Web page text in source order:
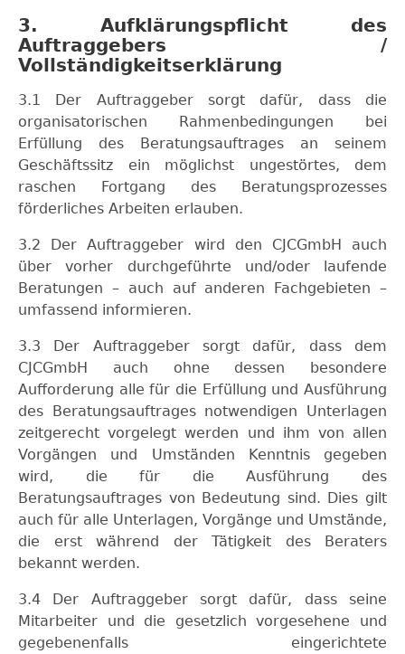
3. Aufklärungspflicht des
Auftraggebers /
Vollständigkeitserklärung
3.1 Der Auftraggeber sorgt dafür, dass die
organisatorischen Rahmenbedingungen bei
Erfüllung des Beratungsauftrages an seinem
Geschäftssitz ein möglichst ungestörtes, dem
raschen Fortgang des Beratungsprozesses
förderliches Arbeiten erlauben.
3.2 Der Auftraggeber wird den CJCGmbH auch
über vorher durchgeführte und/oder laufende
Beratungen – auch auf anderen Fachgebieten –
umfassend informieren.
3.3 Der Auftraggeber sorgt dafür, dass dem
CJCGmbH auch ohne dessen besondere
Aufforderung alle für die Erfüllung und Ausführung
des Beratungsauftrages notwendigen Unterlagen
zeitgerecht vorgelegt werden und ihm von allen
Vorgängen und Umständen Kenntnis gegeben
wird, die für die Ausführung des
Beratungsauftrages von Bedeutung sind. Dies gilt
auch für alle Unterlagen, Vorgänge und Umstände,
die erst während der Tätigkeit des Beraters
bekannt werden.
3.4 Der Auftraggeber sorgt dafür, dass seine
Mitarbeiter und die gesetzlich vorgesehene und
gegebenenfalls eingerichtete